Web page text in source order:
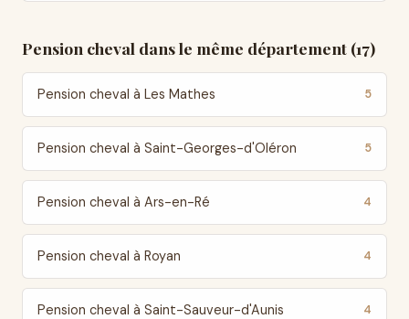
Pension cheval dans le même département (17)
Pension cheval à Les Mathes 5
Pension cheval à Saint-Georges-d'Oléron 5
Pension cheval à Ars-en-Ré 4
Pension cheval à Royan 4
Pension cheval à Saint-Sauveur-d'Aunis 4